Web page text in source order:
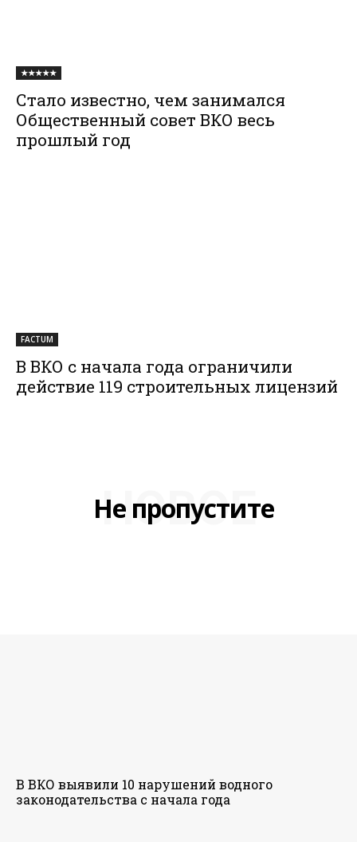
★★★★★
Стало известно, чем занимался
Общественный совет ВКО весь
прошлый год
FACTUM
В ВКО с начала года ограничили
действие 119 строительных лицензий
Не пропустите
НОВОЕ
В ВКО выявили 10 нарушений водного
законодательства с начала года